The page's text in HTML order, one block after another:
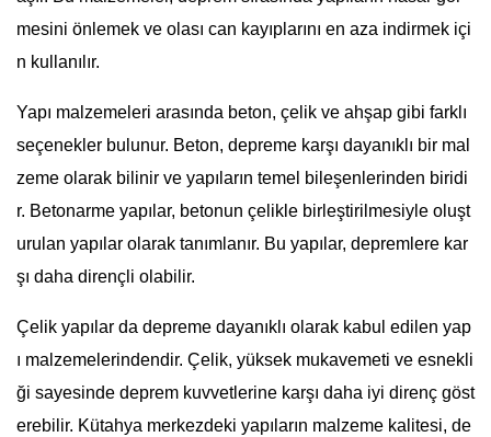
mesini önlemek ve olası can kayıplarını en aza indirmek içi
n kullanılır.
Yapı malzemeleri arasında beton, çelik ve ahşap gibi farklı
seçenekler bulunur. Beton, depreme karşı dayanıklı bir mal
zeme olarak bilinir ve yapıların temel bileşenlerinden biridi
r. Betonarme yapılar, betonun çelikle birleştirilmesiyle oluşt
urulan yapılar olarak tanımlanır. Bu yapılar, depremlere kar
şı daha dirençli olabilir.
Çelik yapılar da depreme dayanıklı olarak kabul edilen yap
ı malzemelerindendir. Çelik, yüksek mukavemeti ve esnekli
ği sayesinde deprem kuvvetlerine karşı daha iyi direnç göst
erebilir. Kütahya merkezdeki yapıların malzeme kalitesi, de